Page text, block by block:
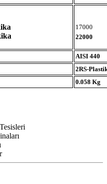
17000
22000
AISI 440
2RS-
0.058 Kg